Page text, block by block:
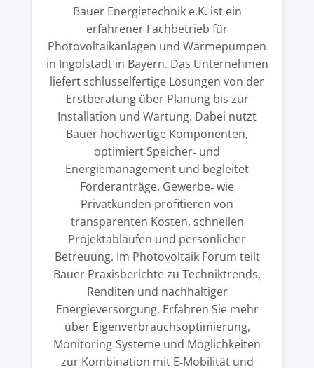
Bauer Energietechnik e.K. ist ein
erfahrener Fachbetrieb für
Photovoltaikanlagen und Wärmepumpen
in Ingolstadt in Bayern. Das Unternehmen
liefert schlüsselfertige Lösungen von der
Erstberatung über Planung bis zur
Installation und Wartung. Dabei nutzt
Bauer hochwertige Komponenten,
optimiert Speicher‑ und
Energiemanagement und begleitet
Förderanträge. Gewerbe‑ wie
Privatkunden profitieren von
transparenten Kosten, schnellen
Projektabläufen und persönlicher
Betreuung. Im Photovoltaik Forum teilt
Bauer Praxisberichte zu Techniktrends,
Renditen und nachhaltiger
Energieversorgung. Erfahren Sie mehr
über Eigenverbrauchsoptimierung,
Monitoring‑Systeme und Möglichkeiten
zur Kombination mit E‑Mobilität und